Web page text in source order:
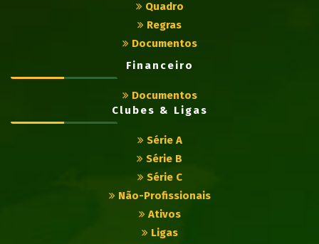
Quadro
Regras
Documentos
Financeiro
Documentos
Clubes & Ligas
Série A
Série B
Série C
Não-Profissionais
Ativos
Ligas